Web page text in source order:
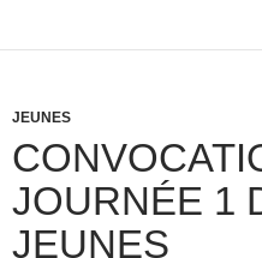
JEUNES
JOURNÉE 1
JEUNES